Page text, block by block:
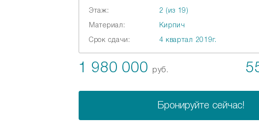
Этаж: 2 (из 19)
Материал: Кирпич
Срок сдачи: 4 квартал 2019г.
1 980 000 руб.
Бронируйте сейчас!